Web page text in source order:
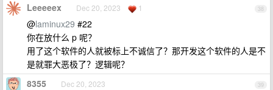
38
Leeeeex Dec 20, 2023 1
@laminux29 #22
你在放什么 p 呢？
用了这个软件的人就被标上不诚信了？那开发这个软件的人是不
是就罪大恶极了？逻辑呢？
39
8355 Dec 20, 2023